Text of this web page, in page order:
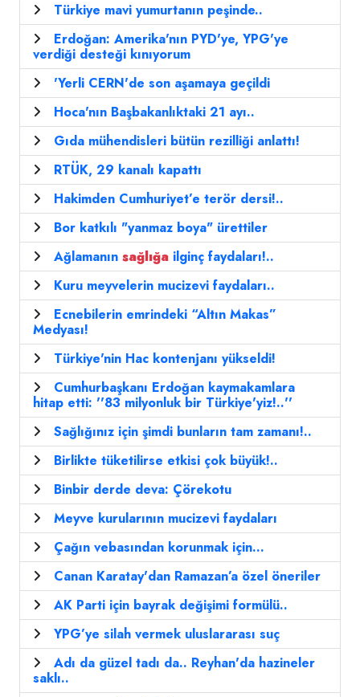
Türkiye mavi yumurtanın peşinde..
Erdoğan: Amerika'nın PYD'ye, YPG'ye
verdiği desteği kınıyorum
'Yerli CERN'de son aşamaya geçildi
Hoca'nın Başbakanlıktaki 21 ayı..
Gıda mühendisleri bütün rezilliği anlattı!
RTÜK, 29 kanalı kapattı
Hakimden Cumhuriyet’e terör dersi!..
Bor katkılı "yanmaz boya" ürettiler
Ağlamanın sağlığa ilginç faydaları!..
Kuru meyvelerin mucizevi faydaları..
Ecnebilerin emrindeki “Altın Makas”
Medyası!
Türkiye'nin Hac kontenjanı yükseldi!
Cumhurbaşkanı Erdoğan kaymakamlara
hitap etti: ''83 milyonluk bir Türkiye'yiz!..''
Sağlığınız için şimdi bunların tam zamanı!..
Birlikte tüketilirse etkisi çok büyük!..
Binbir derde deva: Çörekotu
Meyve kurularının mucizevi faydaları
Çağın vebasından korunmak için…
Canan Karatay'dan Ramazan’a özel öneriler
AK Parti için bayrak değişimi formülü..
YPG’ye silah vermek uluslararası suç
Adı da güzel tadı da.. Reyhan'da hazineler
saklı..